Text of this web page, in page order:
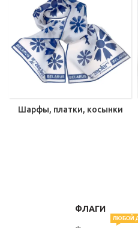
Шарфы, платки, косынки
ФЛАГИ
ЛЮБОЙ